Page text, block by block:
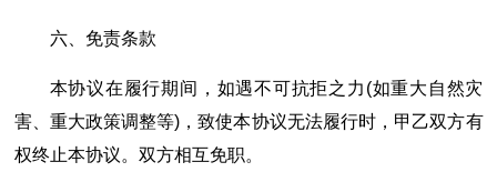
六、免责条款
本协议在履行期间，如遇不可抗拒之力(如重大自然灾
害、重大政策调整等)，致使本协议无法履行时，甲乙双方有
权终止本协议。双方相互免职。